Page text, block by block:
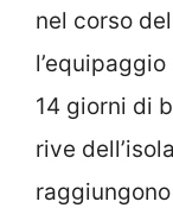
nel corso
14 giorni di
rive